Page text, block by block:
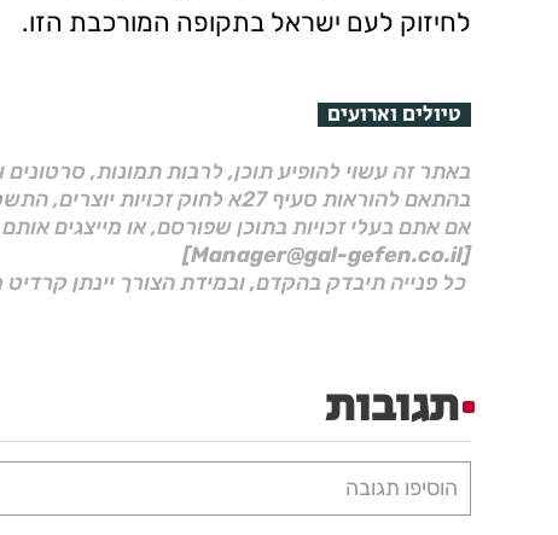
לחיזוק לעם ישראל בתקופה המורכבת הזו.
טיולים וארועים
באתר זה עשוי להופיע תוכן, לרבות תמונות,
בהתאם להוראות סעיף 27א לחוק זכויות יוצרים, התשס"ח–2007.
אם אתם בעלי זכויות בתוכן שפורסם, או מייצגים
[Manager@gal-gefen.co.il]
כל פנייה תיבדק בהקדם, ובמידת הצורך יינתן
תגובות
הוסיפו תגובה